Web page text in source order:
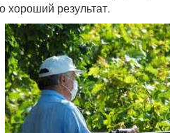
хороший результат.